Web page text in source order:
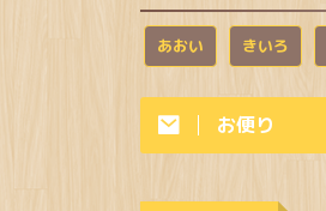
あおい きいろ
お便り